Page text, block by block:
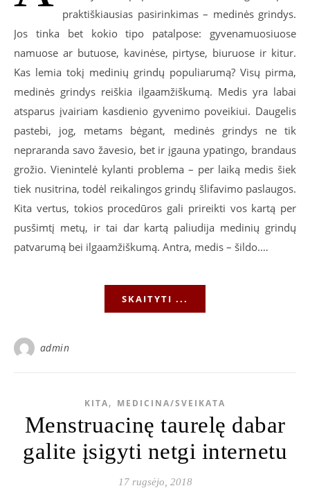
praktiškiausias pasirinkimas – medinės grindys.
Jos tinka bet kokio tipo patalpose: gyvenamuosiuose
namuose ar butuose, kavinėse, pirtyse, biuruose ir kitur.
Kas lemia tokį medinių grindų populiarumą? Visų pirma,
medinės grindys reiškia ilgaamžiškumą. Medis yra labai
atsparus įvairiam kasdienio gyvenimo poveikiui. Daugelis
pastebi, jog, metams bėgant, medinės grindys ne tik
nepraranda savo žavesio, bet ir įgauna ypatingo, brandaus
grožio. Vienintelė kylanti problema – per laiką medis šiek
tiek nusitrina, todėl reikalingos grindų šlifavimo paslaugos.
Kita vertus, tokios procedūros gali prireikti vos kartą per
pusšimtį metų, ir tai dar kartą paliudija medinių grindų
patvarumą bei ilgaamžiškumą. Antra, medis – šildo.…
SKAITYTI ...
admin
KITA, MEDICINA/SVEIKATA
Menstruacinę taurelę dabar
galite įsigyti netgi internetu
17 rugsėjo, 2018